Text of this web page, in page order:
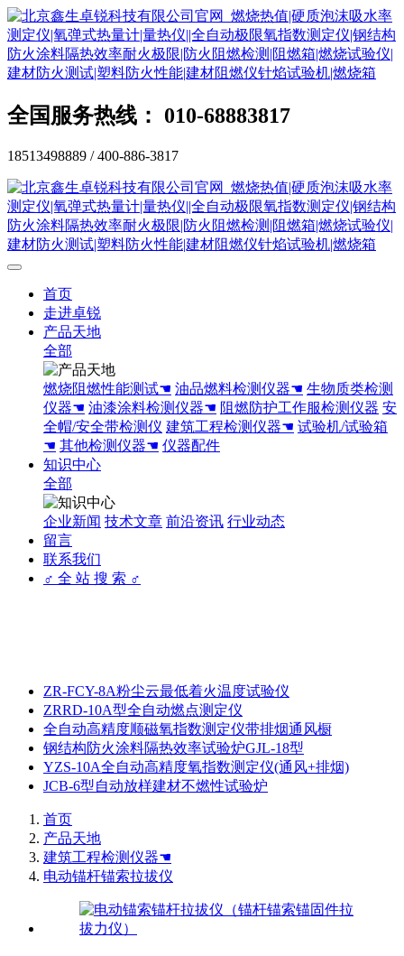
全国服务热线： 010-68883817
18513498889 / 400-886-3817
首页
走进卓锐
产品天地
全部
燃烧阻燃性能测试☚ 油品燃料检测仪器☚ 生物质类检测
仪器☚ 油漆涂料检测仪器☚ 阻燃防护工作服检测仪器 安
全帽/安全带检测仪 建筑工程检测仪器☚ 试验机/试验箱
☚ 其他检测仪器☚ 仪器配件
知识中心
全部
企业新闻 技术文章 前沿资讯 行业动态
留言
联系我们
♂ 全 站 搜 索 ♂
ZR-FCY-8A粉尘云最低着火温度试验仪
ZRRD-10A型全自动燃点测定仪
全自动高精度顺磁氧指数测定仪带排烟通风橱
钢结构防火涂料隔热效率试验炉GJL-18型
YZS-10A全自动高精度氧指数测定仪(通风+排烟)
JCB-6型自动放样建材不燃性试验炉
首页
产品天地
建筑工程检测仪器☚
电动锚杆锚索拉拔仪